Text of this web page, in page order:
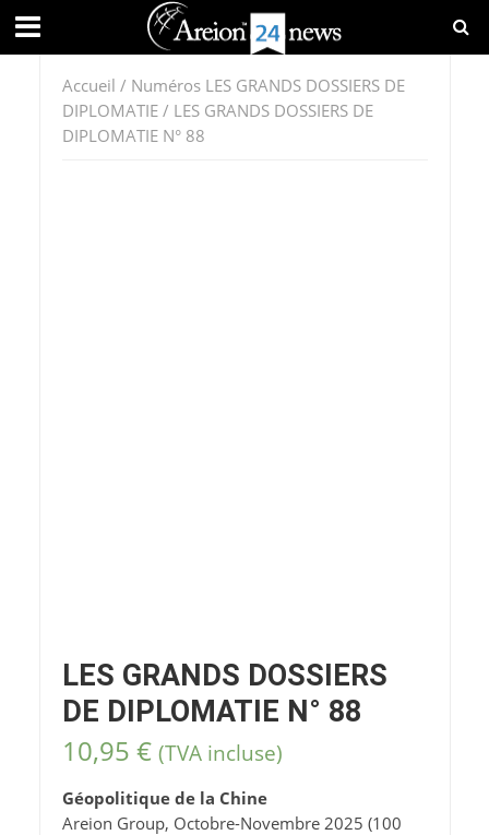
Accueil / Numéros LES GRANDS DOSSIERS DE
DIPLOMATIE/ LES GRANDS DOSSIERS DE
DIPLOMATIE N° 88
LES GRANDS DOSSIERS
DE DIPLOMATIE N° 88
10,95 € (TVA incluse)
Géopolitique de la Chine
Areion Group, Octobre-Novembre 2025 (100